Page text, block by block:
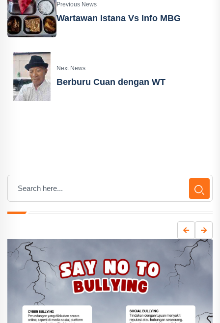
Previous News
Wartawan Istana Vs Info MBG
Next News
Berburu Cuan dengan WT